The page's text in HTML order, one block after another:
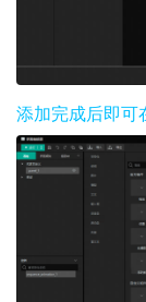
添加完成后即可